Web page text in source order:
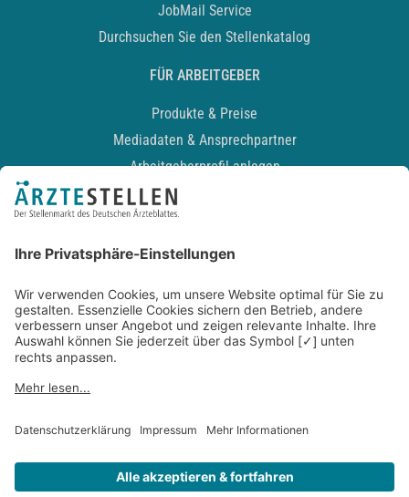
JobMail Service
Durchsuchen Sie den Stellenkatalog
FÜR ARBEITGEBER
Produkte & Preise
Mediadaten & Ansprechpartner
Arbeitgeberprofil anlegen
Recruiting-Podcast
Kontakt
Datenschutz
Newsletter